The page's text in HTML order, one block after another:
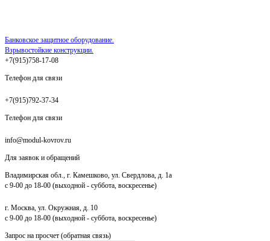
Банковское защитное оборудование.
Взрывостойкие конструкции.
+7(915)758-17-08
Телефон для связи
+7(915)792-37-34
Телефон для связи
info@modul-kovrov.ru
Для заявок и обращений
Владимирская обл., г. Камешково, ул. Свердлова, д. 1а
с 9-00 до 18-00 (выходной - суббота, воскресенье)
г. Москва, ул. Окружная, д. 10
с 9-00 до 18-00 (выходной - суббота, воскресенье)
Запрос на просчет (обратная связь)